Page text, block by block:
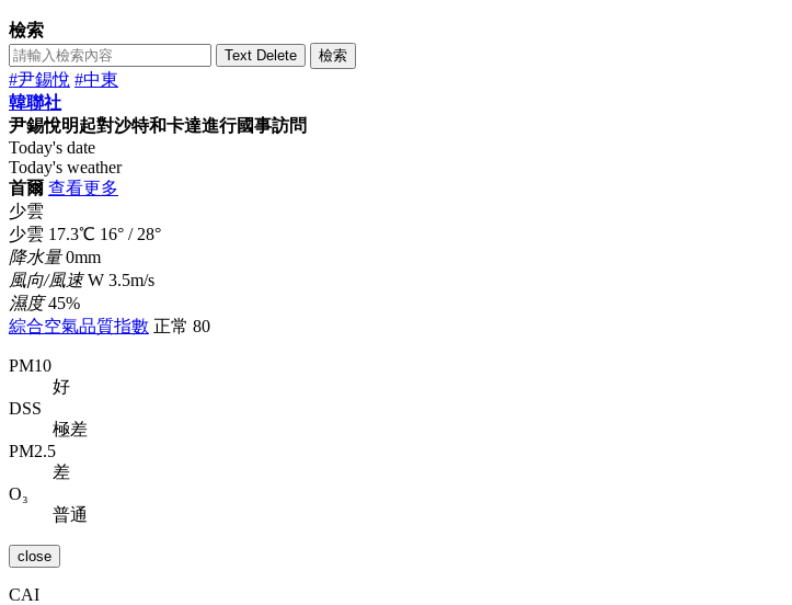
檢索
Text Delete 檢索
#尹錫悅 #中東
韓聯社
尹錫悅明起對沙特和卡達進行國事訪問
Today's date
Today's weather
首爾 查看更多
少雲
少雲 17.3℃ 16° / 28°
降水量0mm
風向/風速W 3.5m/s
濕度45%
綜合空氣品質指數 正常 80
PM10
好
DSS
極差
PM2.5
差
O₃
普通
close
CAI